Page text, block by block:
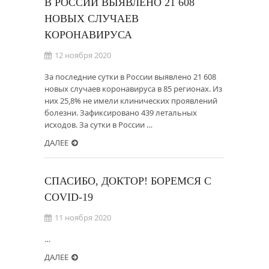
В РОССИИ ВЫЯВЛЕНО 21 608
НОВЫХ СЛУЧАЕВ
КОРОНАВИРУСА
12 ноября 2020
За последние сутки в России выявлено 21 608
новых случаев коронавируса в 85 регионах. Из
них 25,8% не имели клинических проявлений
болезни. Зафиксировано 439 летальных
исходов. За сутки в России …
ДАЛЕЕ
СПАСИБО, ДОКТОР! БОРЕМСЯ С
COVID-19
11 ноября 2020
…
ДАЛЕЕ